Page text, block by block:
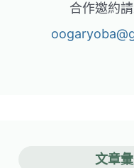
合作邀約請
文章